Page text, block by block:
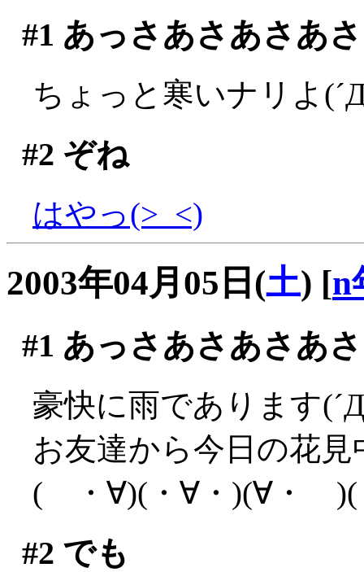
#1 あっさあさあさあ
ちょっと寒いナリよ
#2 ぞね
はやっ(>_<)
2003年04月05日(土) [n
#1 あっさあさあさあ
豪快に雨であります
お友達から今日の花
( ・∀)(・∀・)(∀・
#2 でも